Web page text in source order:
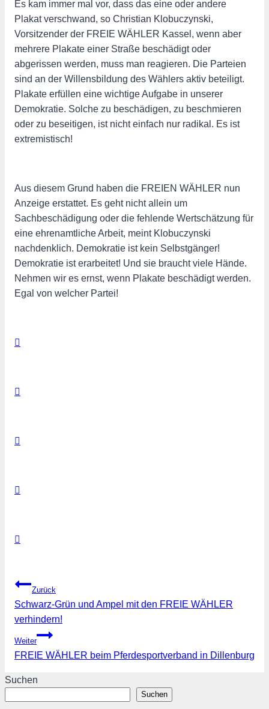
Es kam immer mal vor, dass das eine oder andere
Plakat verschwand, so Christian Klobuczynski,
Vorsitzender der FREIE WÄHLER Kassel, wenn aber
mehrere Plakate einer Straße beschädigt oder
abgerissen werden, muss man reagieren. Die Parteien
sind an der Willensbildung des Wählers aktiv beteiligt.
Plakate erfüllen eine wichtige Aufgabe in unserer
Demokratie. Solche zu beschädigen, zu beschmieren
oder zu beseitigen, ist nicht einfach nur radikal. Es ist
extremistisch!
Aus diesem Grund haben die FREIEN WÄHLER nun
Anzeige erstattet. Es geht nicht allein um
Sachbeschädigung oder die fehlende Wertschätzung für
eine ehrenamtliche Arbeit, meint Klobuczynski
nachdenklich. Demokratie ist kein Selbstgänger!
Demokratie ist erarbeitet! Und sie braucht viele Hände.
Nehmen wir es ernst, wenn Plakate beschädigt werden.
Egal von welcher Partei!
Beitragsnavigation
Zurück
Schwarz-Grün und Ampel mit den FREIE WÄHLER
verhindern!
Weiter
FREIE WÄHLER beim Pferdesportverband in Dillenburg
Suchen
Suchen